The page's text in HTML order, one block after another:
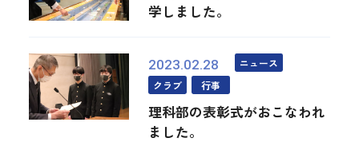
学しました。
2023.02.28
ニュース
クラブ
行事
理科部の表彰式がおこなわれ
ました。